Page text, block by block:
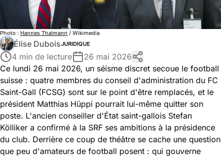
Photo : Hannes Thalmann / Wikimedia
Élise DuboisJURIDIQUE
4 min de lecture
26 mai 2026
Ce lundi 26 mai 2026, un séisme discret secoue le football
suisse : quatre membres du conseil d'administration du FC
Saint-Gall (FCSG) sont sur le point d'être remplacés, et le
président Matthias Hüppi pourrait lui-même quitter son
poste. L'ancien conseiller d'État saint-gallois Stefan
Kölliker a confirmé à la SRF ses ambitions à la présidence
du club. Derrière ce coup de théâtre se cache une question
que peu d'amateurs de football posent : qui gouverne